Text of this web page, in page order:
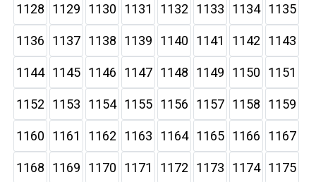
1128 1129 1130 1131 1132 1133 1134 1135
1136 1137 1138 1139 1140 1141 1142 1143
1144 1145 1146 1147 1148 1149 1150 1151
1152 1153 1154 1155 1156 1157 1158 1159
1160 1161 1162 1163 1164 1165 1166 1167
1168 1169 1170 1171 1172 1173 1174 1175